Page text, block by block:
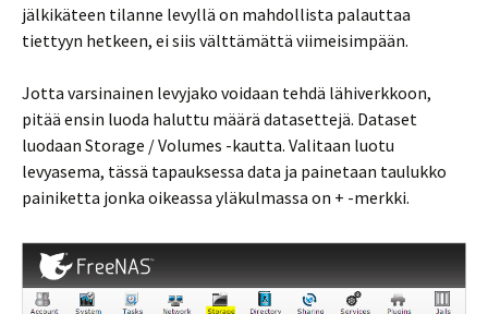
jälkikäteen tilanne levyllä on mahdollista palauttaa
tiettyyn hetkeen, ei siis välttämättä viimeisimpään.
Jotta varsinainen levyjako voidaan tehdä lähiverkkoon,
pitää ensin luoda haluttu määrä datasettejä. Dataset
luodaan Storage / Volumes -kautta. Valitaan luotu
levyasema, tässä tapauksessa data ja painetaan taulukko
painiketta jonka oikeassa yläkulmassa on + -merkki.